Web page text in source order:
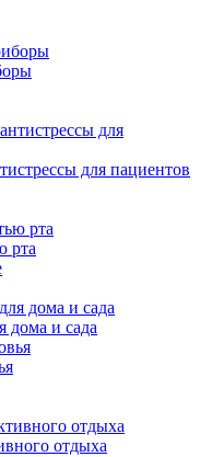
для пациентов
рта
дома и сада
отдыха